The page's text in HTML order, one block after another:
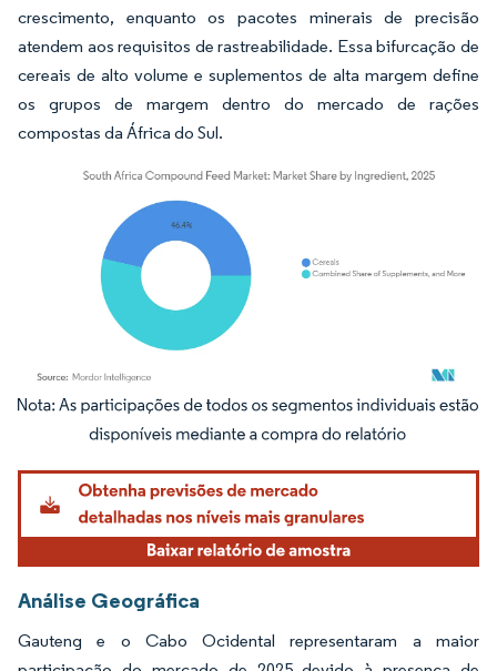
crescimento, enquanto os pacotes minerais de precisão
atendem aos requisitos de rastreabilidade. Essa bifurcação de
cereais de alto volume e suplementos de alta margem define
os grupos de margem dentro do mercado de rações
compostas da África do Sul.
Imagem © Mordor Intelligence. O reuso requer atribuição conforme CC BY 4.0.
Análise Geográfica
Gauteng e o Cabo Ocidental representaram a maior